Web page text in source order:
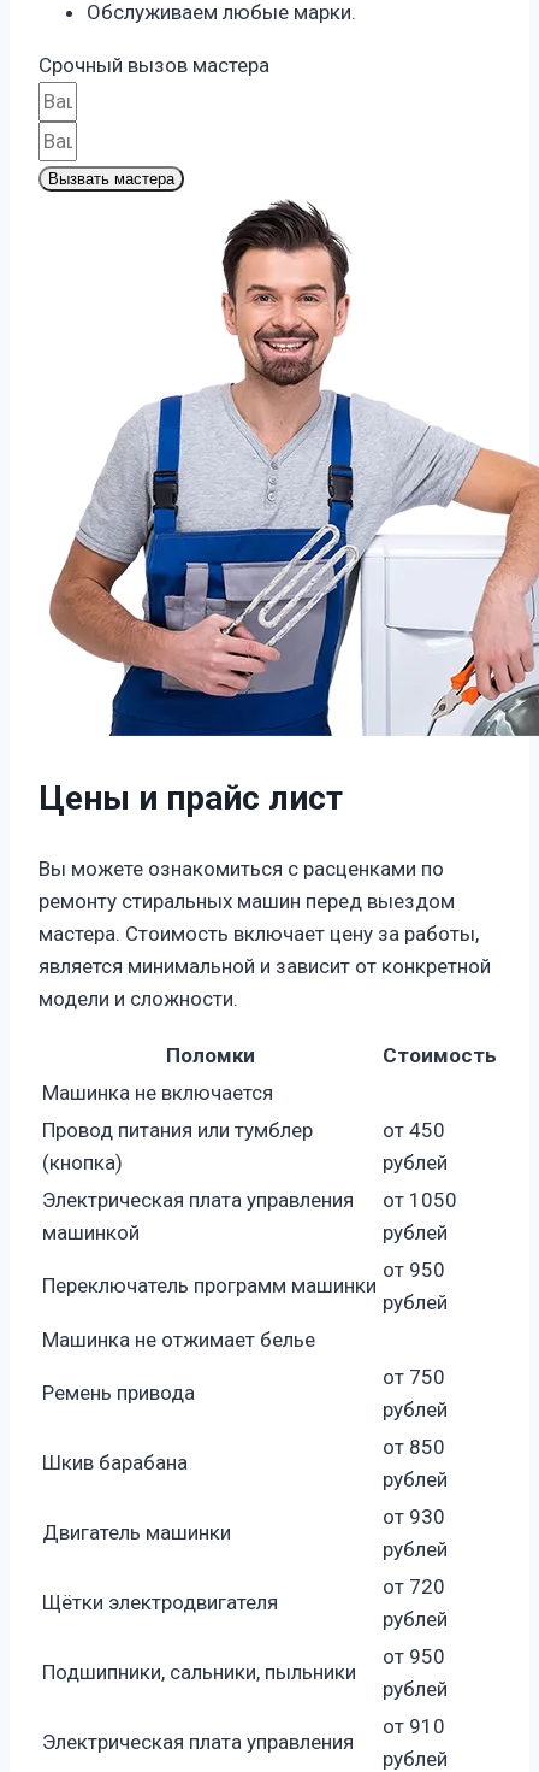
Обслуживаем любые марки.
Срочный вызов мастера
Вызвать мастера
Цены и прайс лист
Вы можете ознакомиться с расценками по
ремонту стиральных машин перед выездом
мастера. Стоимость включает цену за работы,
является минимальной и зависит от конкретной
модели и сложности.
Поломки
Стоимость
Машинка не включается
Провод питания или тумблер
(кнопка)
от 450
рублей
Электрическая плата управления
машинкой
от 1050
рублей
Переключатель программ машинки
от 950
рублей
Машинка не отжимает белье
Ремень привода
от 750
рублей
Шкив барабана
от 850
рублей
Двигатель машинки
от 930
рублей
Щётки электродвигателя
от 720
рублей
Подшипники, сальники, пыльники
от 950
рублей
Электрическая плата управления
от 910
рублей